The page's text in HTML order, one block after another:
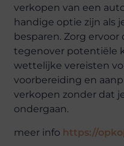
verkopen van een
handige optie zijn als
besparen. Zorg
tegenover potentiële
wettelijke vereisten
voorbereiding en
verkopen zonder dat
ondergaan.
meer info https://